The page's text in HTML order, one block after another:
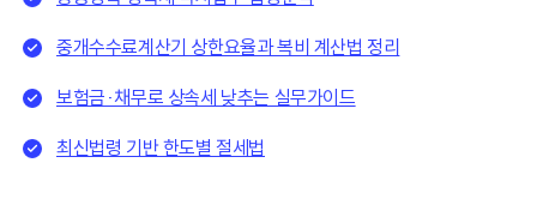
중개수수료계산기 상한요율과 복비 계산법 정리
보험금·채무로 상속세 낮추는 실무가이드
최신법령 기반 한도별 절세법